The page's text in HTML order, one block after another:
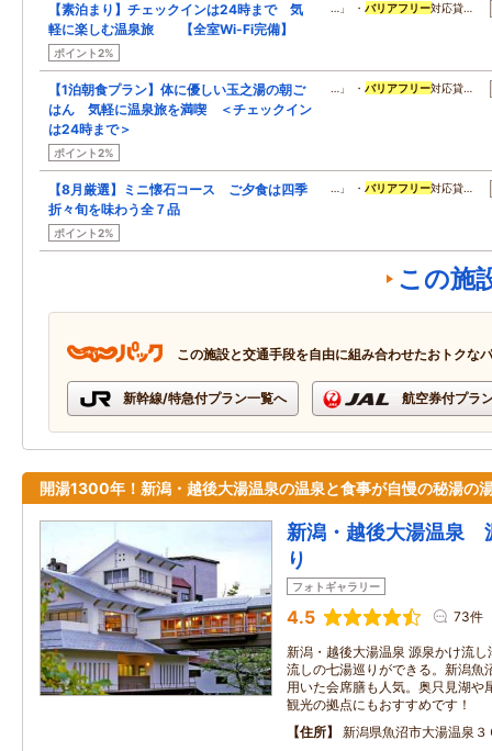
【素泊まり】チェックインは24時まで 気
軽に楽しむ温泉旅 【全室Wi-Fi完備】
ポイント2%
…」 ・バリアフリー対応貸…
【1泊朝食プラン】体に優しい玉之湯の朝ご
はん 気軽に温泉旅を満喫 ＜チェックイン
は24時まで＞
ポイント2%
…」 ・バリアフリー対応貸…
【8月厳選】ミニ懐石コース ご夕食は四季
折々旬を味わう全７品
ポイント2%
…」 ・バリアフリー対応貸…
この施
この施設と交通手段を自由に組み合わせたおトクな
新幹線/特急付プラン一覧へ 航空券付プラ
開湯1300年！新潟・越後大湯温泉の温泉と食事が自慢の秘湯の
新潟・越後大湯温泉
り
フォトギャラリー
4.5 73件
新潟・越後大湯温泉 源泉かけ流
流しの七湯巡りができる。新潟魚
用いた会席膳も人気。奥只見湖や
観光の拠点にもおすすめです！
住所
新潟県魚沼市大湯温泉３